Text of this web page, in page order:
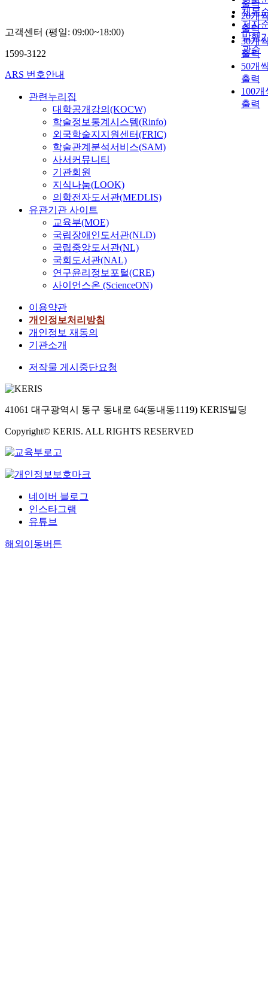
제목
저자
발행
관순
출력
20개
출력
30개
출력
50개
출력
100개
출력
고객센터 (평일: 09:00~18:00)
1599-3122
ARS 번호안내
관련누리집
대학공개강의(KOCW)
학술정보통계시스템(Rinfo)
외국학술지지원센터(FRIC)
학술관계분석서비스(SAM)
사서커뮤니티
기관회원
지식나눔(LOOK)
의학전자도서관(MEDLIS)
유관기관 사이트
교육부(MOE)
국립장애인도서관(NLD)
국립중앙도서관(NL)
국회도서관(NAL)
연구윤리정보포털(CRE)
사이언스온 (ScienceON)
이용약관
개인정보처리방침
개인정보 재동의
기관소개
저작물 게시중단요청
41061 대구광역시 동구 동내로 64(동내동1119) KERIS빌딩
Copyright© KERIS. ALL RIGHTS RESERVED
네이버 블로그
인스타그램
유튜브
해외이동버튼